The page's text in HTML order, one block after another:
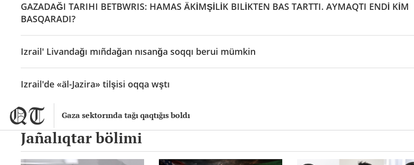
Gaza sektorında tağı qaqtığıs boldı
GAZADAĞI TARIHI BETBWRIS: HAMAS ÄKİMŞİLİK BILİKTEN BAS TARTTI. AYMAQTI ENDİ KİM
BASQARADI?
Izrail' Livandağı mıñdağan nısanğa soqqı berui mümkin
Izrail'de «äl-Jazira» tilşisi oqqa wştı
Jañalıqtar bölimi